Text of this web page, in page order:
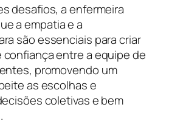
desafios, a enfermeira
a empatia e a
são essenciais para criar
confiança entre a equipe de
promovendo um
as escolhas e
coletivas e bem